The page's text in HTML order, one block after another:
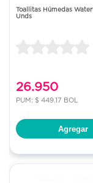
Toallitas Húmedas
Unds
26.950
PUM: $ 449.17 BOL
Agregar